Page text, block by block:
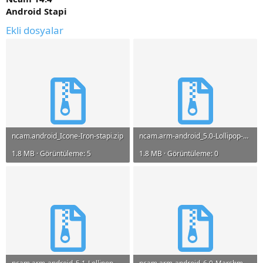
Android Stapi
Ekli dosyalar
ncam.android_Icone-Iron-stapi.zip
1.8 MB · Görüntüleme: 5
ncam.arm-android_5.0-Lollipop-stapi.zip
1.8 MB · Görüntüleme: 0